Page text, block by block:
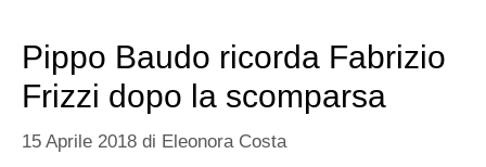
Pippo Baudo ricorda Fabrizio
Frizzi dopo la scomparsa
15 Aprile 2018 di Eleonora Costa